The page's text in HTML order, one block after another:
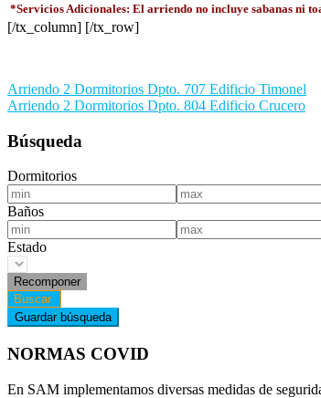
*Servicios Adicionales: El arriendo no incluye sabanas ni
[/tx_column] [/tx_row]
Navegación
de
entradas
Arriendo 2 Dormitorios Dpto. 707 Edificio Timonel
Arriendo 2 Dormitorios Dpto. 804 Edificio Crucero
Búsqueda
Dormitorios
Baños
Estado
NORMAS COVID
En SAM implementamos diversas medidas de